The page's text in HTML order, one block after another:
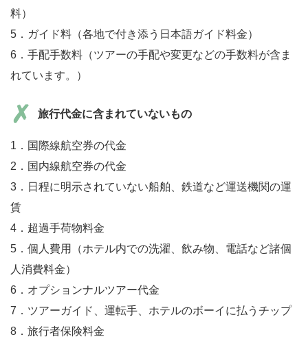
料）
5．ガイド料（各地で付き添う日本語ガイド料金）
6．手配手数料（ツアーの手配や変更などの手数料が含ま
れています。）
旅行代金に含まれていないもの
1．国際線航空券の代金
2．国内線航空券の代金
3．日程に明示されていない船舶、鉄道など運送機関の運
賃
4．超過手荷物料金
5．個人費用（ホテル内での洗濯、飲み物、電話など諸個
人消費料金）
6．オプションナルツアー代金
7．ツアーガイド、運転手、ホテルのボーイに払うチップ
8．旅行者保険料金